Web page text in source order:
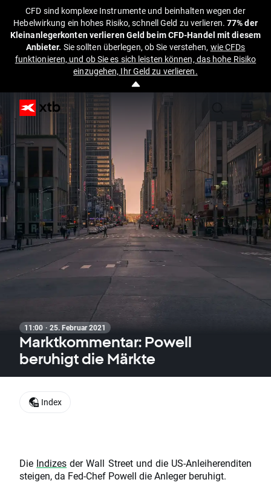
CFD sind komplexe Instrumente und beinhalten wegen der
Hebelwirkung ein hohes Risiko, schnell Geld zu verlieren.77% der
Kleinanlegerkonten verlieren Geld beim CFD-Handel mit diesem
Anbieter. Sie sollten überlegen, ob Sie verstehen, wie CFDs
funktionieren, und ob Sie es sich leisten können, das hohe Risiko
einzugehen, Ihr Geld zu verlieren.
11:00 · 25. Februar 2021
Marktkommentar: Powell
beruhigt die Märkte
Die Indizes der Wall Street und die US-Anleiherenditen
steigen, da Fed-Chef Powell die Anleger beruhigt.
Index